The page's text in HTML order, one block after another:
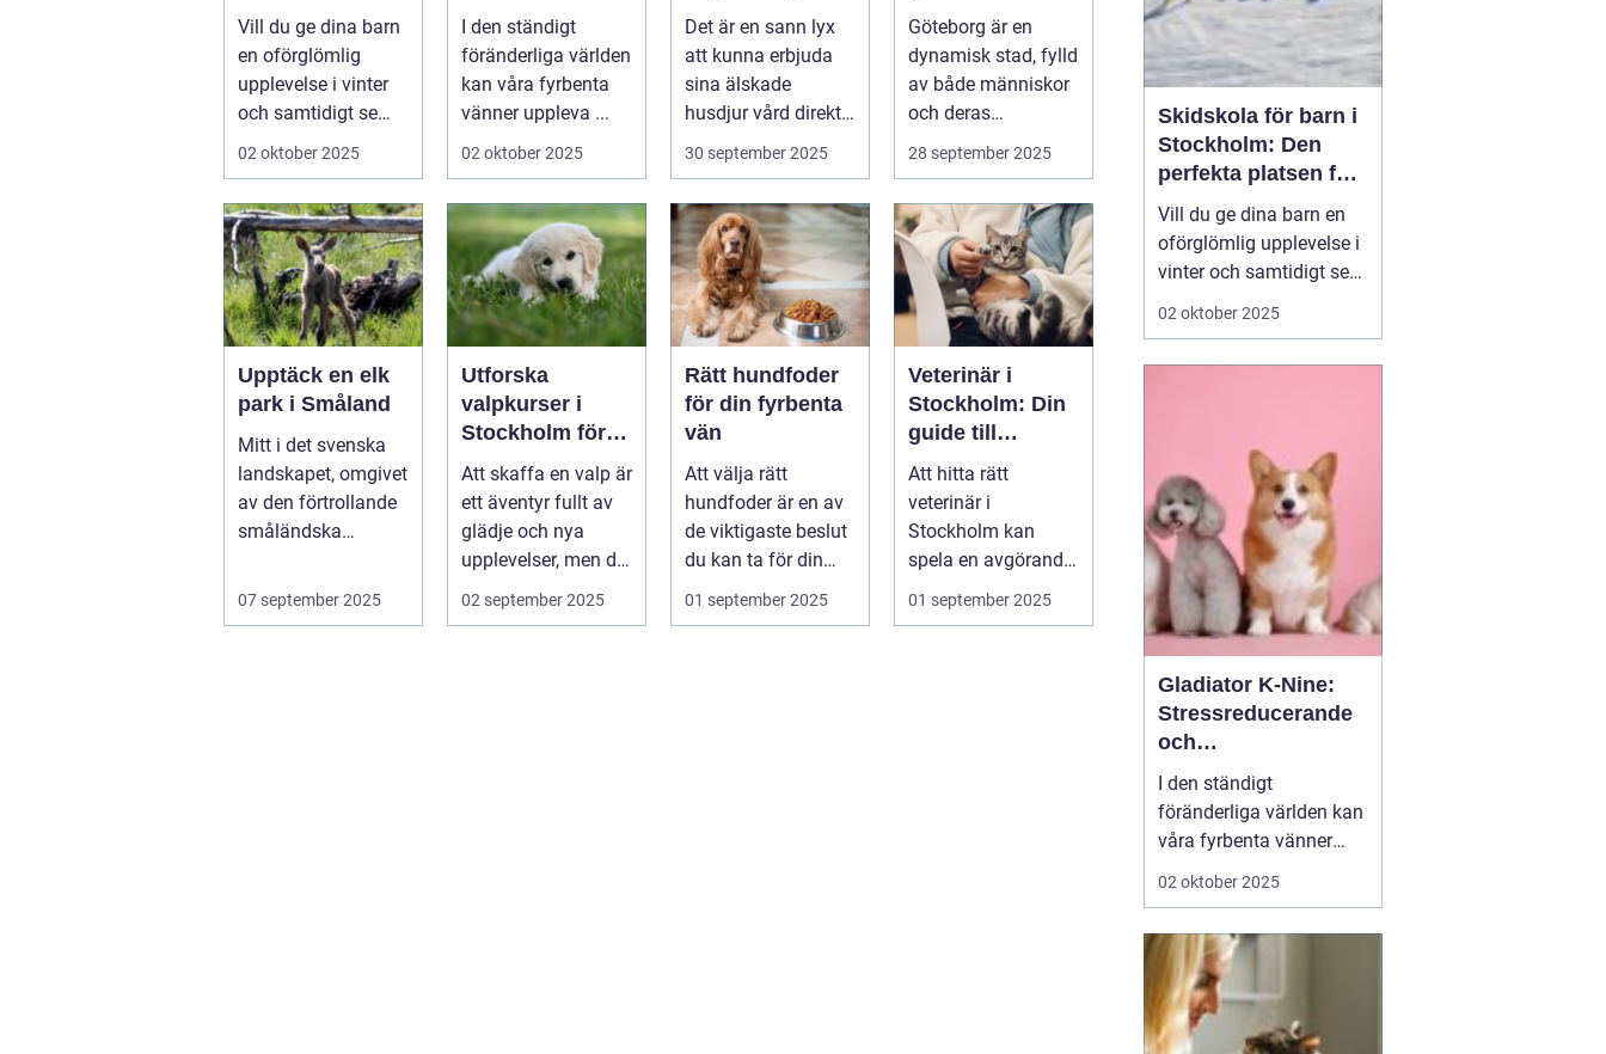
perfekta platsen
för små blivande
skidåkare
Vill du ge dina barn
en oförglömlig
upplevelse i vinter
och samtidigt se
dem utvecklas
02 oktober 2025
de och
ångestdämpand
e hundhalsband
I den ständigt
föränderliga världen
kan våra fyrbenta
vänner uppleva ...
02 oktober 2025
vård i hemmiljö
Det är en sann lyx
att kunna erbjuda
sina älskade
husdjur vård direkt i
hemmet. I st...
30 september 2025
djursjukvård
Göteborg är en
dynamisk stad, fylld
av både människor
och deras
djurvänner...
28 september 2025
Upptäck en elk
park i Småland
Mitt i det svenska
landskapet, omgivet
av den förtrollande
småländska
07 september 2025
Utforska
valpkurser i
Stockholm för
en lycklig och
välanpassad
valp
Att skaffa en valp är
ett äventyr fullt av
glädje och nya
upplevelser, men det
st&aum...
02 september 2025
Rätt hundfoder
för din fyrbenta
vän
Att välja rätt
hundfoder är en av
de viktigaste beslut
du kan ta för din
hunds h...
01 september 2025
Veterinär i
Stockholm: Din
guide till
djursjukvård i
huvudstaden
Att hitta rätt
veterinär i
Stockholm kan
spela en avgörande
roll för ditt husdju...
01 september 2025
Skidskola för barn i
Stockholm: Den
perfekta platsen för
små blivande
skidåkare
Vill du ge dina barn en
oförglömlig upplevelse i
vinter och samtidigt se
dem utvecklas på
erbjuder många
möjligheter f&o...
02 oktober 2025
Gladiator K-Nine:
Stressreducerande
och
ångestdämpande
hundhalsband
I den ständigt
föränderliga världen kan
våra fyrbenta vänner
uppleva att livet blir
mänskliga problem;
många hundägare kan
intyga att d...
02 oktober 2025